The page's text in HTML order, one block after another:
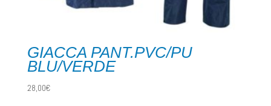
GIACCA PANT.PVC/PU
BLU/VERDE
28,00€